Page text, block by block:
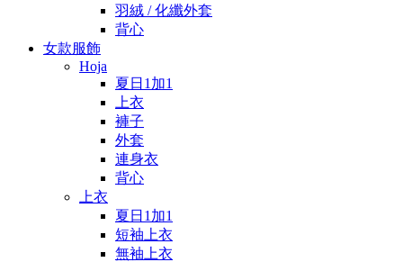
羽絨 / 化纖外套
背心
女款服飾
Hoja
夏日1加1
上衣
褲子
外套
連身衣
背心
上衣
夏日1加1
短袖上衣
無袖上衣